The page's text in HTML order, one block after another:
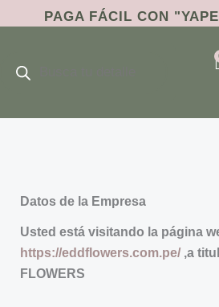
al
PAGA FÁCIL CON
Datos de la Empresa
Usted está visitando la página
https://eddflowers.com.pe/ ,a
FLOWERS